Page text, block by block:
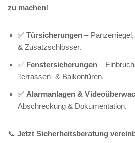
zu machen!
✅ Türsicherungen –
& Zusatzschlösser.
✅ Fenstersicherungen –
Terrassen- & Balkontüren.
✅ Alarmanlagen &
Abschreckung & Dokumentation.
📞 Jetzt Sicherheitsberatung